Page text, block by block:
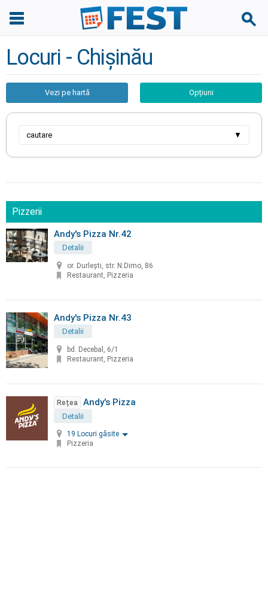
Locuri - Chișinău
Vezi pe hartă Opțiuni
cautare ▼
Pizzerii
Andy's Pizza Nr.42
Detalii
or. Durleşti, str. N.Dimo, 86
Restaurant, Pizzeria
Andy's Pizza Nr.43
Detalii
bd. Decebal, 6/1
Restaurant, Pizzeria
Rețea Andy's Pizza
Detalii
19 Locuri găsite
Pizzeria